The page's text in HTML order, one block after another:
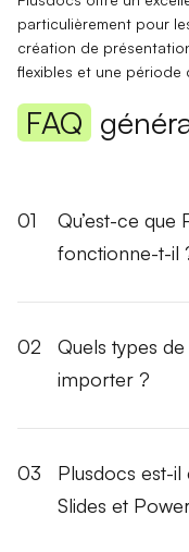
particulièrement pour
création de
flexibles et une période
FAQ
01
Qu’est-ce
fonctionne-t-il
02
Quels types
importer ?
03
Plusdocs est-
Slides et